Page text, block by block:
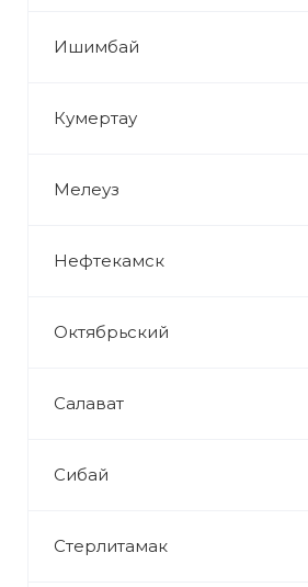
Ишимбай
Кумертау
Мелеуз
Нефтекамск
Октябрьский
Салават
Сибай
Стерлитамак